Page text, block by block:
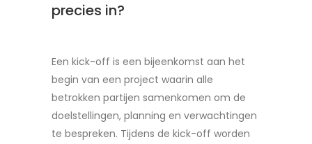
precies in?
Een kick-off is een bijeenkomst aan het
begin van een project waarin alle
betrokken partijen samenkomen om de
doelstellingen, planning en verwachtingen
te bespreken. Tijdens de kick-off worden